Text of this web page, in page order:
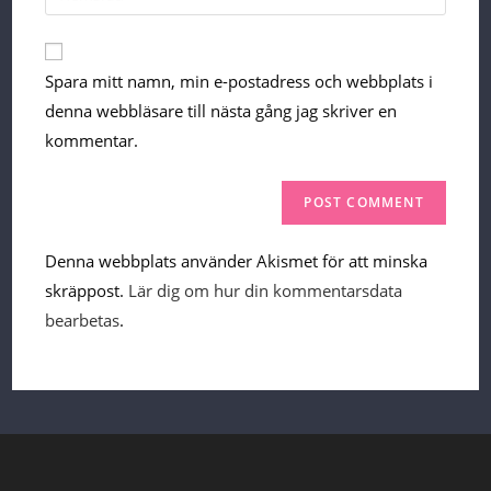
your
website
URL
(optional)
Spara mitt namn, min e-postadress och webbplats i
denna webbläsare till nästa gång jag skriver en
kommentar.
Denna webbplats använder Akismet för att minska
skräppost. Lär dig om hur din kommentarsdata
bearbetas.